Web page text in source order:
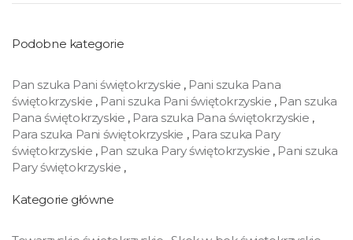
Podobne kategorie
Pan szuka Pani świętokrzyskie , Pani szuka Pana
świętokrzyskie , Pani szuka Pani świętokrzyskie , Pan szuka
Pana świętokrzyskie , Para szuka Pana świętokrzyskie ,
Para szuka Pani świętokrzyskie , Para szuka Pary
świętokrzyskie , Pan szuka Pary świętokrzyskie , Pani szuka
Pary świętokrzyskie ,
Kategorie główne